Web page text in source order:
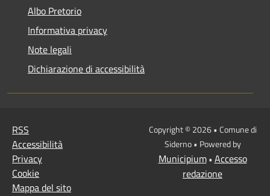
Albo Pretorio
Informativa privacy
Note legali
Dichiarazione di accessibilità
RSS
Accessibilità
Privacy
Cookie
Mappa del sito
Copyright © 2026 • Comune di
Siderno • Powered by
Municipium• Accesso
redazione